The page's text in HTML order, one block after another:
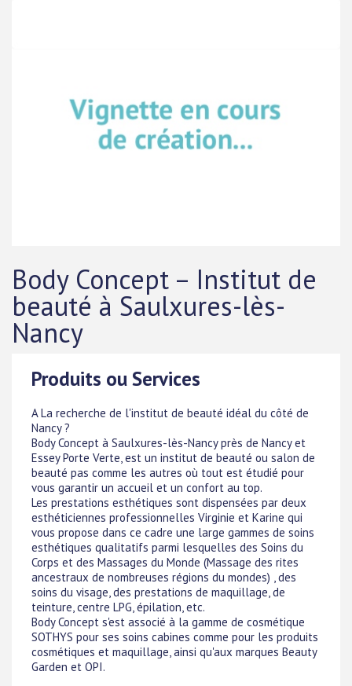
Body Concept – Institut de
beauté à Saulxures-lès-
Nancy
Produits ou Services
A La recherche de l'institut de beauté idéal du côté de
Nancy ?
Body Concept à Saulxures-lès-Nancy près de Nancy et
Essey Porte Verte, est un institut de beauté ou salon de
beauté pas comme les autres où tout est étudié pour
vous garantir un accueil et un confort au top.
Les prestations esthétiques sont dispensées par deux
esthéticiennes professionnelles Virginie et Karine qui
vous propose dans ce cadre une large gammes de soins
esthétiques qualitatifs parmi lesquelles des Soins du
Corps et des Massages du Monde (Massage des rites
ancestraux de nombreuses régions du mondes) , des
soins du visage, des prestations de maquillage, de
teinture, centre LPG, épilation, etc.
Body Concept s'est associé à la gamme de cosmétique
SOTHYS pour ses soins cabines comme pour les produits
cosmétiques et maquillage, ainsi qu'aux marques Beauty
Garden et OPI.